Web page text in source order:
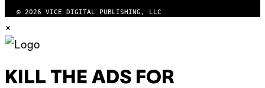
© 2026 VICE DIGITAL PUBLISHING, LLC
×
KILL THE ADS FOR